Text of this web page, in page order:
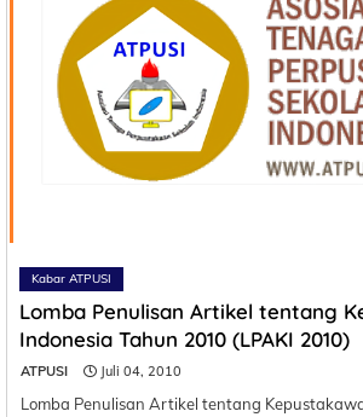
Kabar ATPUSI
Lomba Penulisan Artikel tentang
Indonesia Tahun 2010 (LPAKI 2010)
ATPUSI Juli 04, 2010
Lomba Penulisan Artikel tentang